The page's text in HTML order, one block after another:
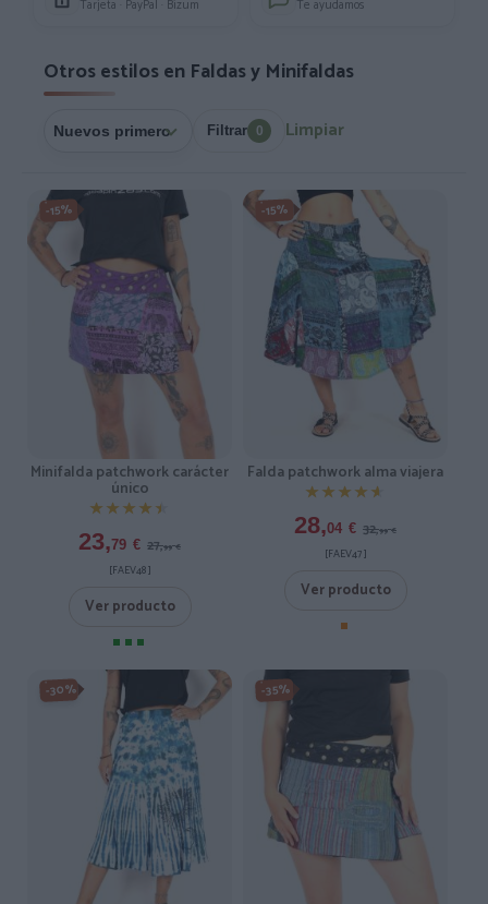
Tarjeta · PayPal · Bizum Te ayudamos
Otros estilos en Faldas y Minifaldas
Filtrar 0 Limpiar
-15%
Minifalda patchwork carácter
único
★★★★★
★★★★★
23,79 € 27,99 €
[FAEV48 ]
Ver producto
-15%
Falda patchwork alma viajera
★★★★★
★★★★★
28,04 € 32,99 €
[FAEV47 ]
Ver producto
-30% -35%